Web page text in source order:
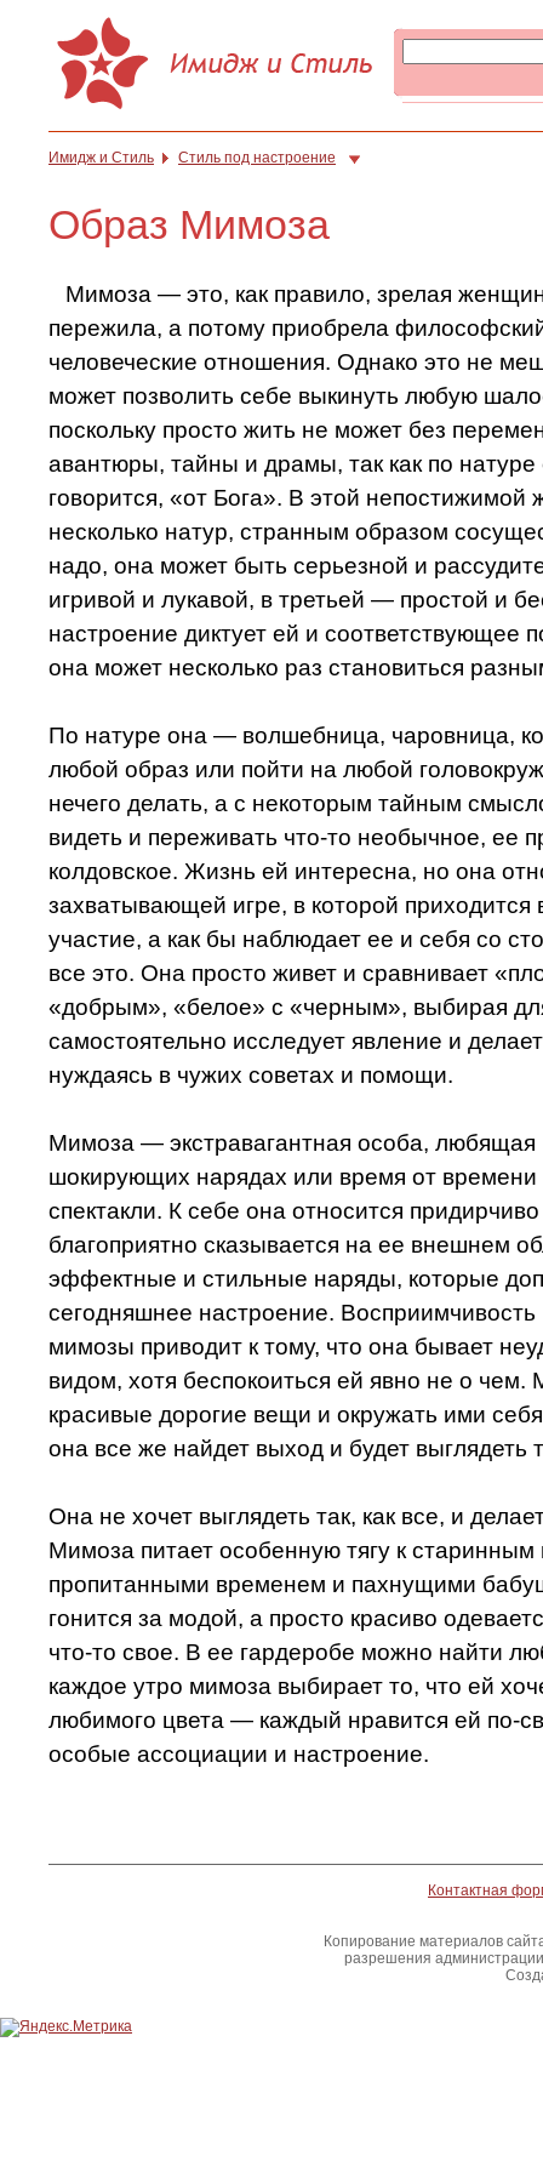
Имидж и Стиль Стиль под настроение
Образ Мимоза
Мимоза — это, как правило, зрелая
пережила, а потому приобрела
человеческие отношения. Однако это не
может позволить себе выкинуть любую
поскольку просто жить не может без
авантюры, тайны и драмы, так как по
говорится, «от Бога». В этой
несколько натур, странным образом
надо, она может быть серьезной и
игривой и лукавой, в третьей — простой и
настроение диктует ей и соответствующее
она может несколько раз становиться
По натуре она — волшебница, чаровница,
любой образ или пойти на любой
нечего делать, а с некоторым тайным
видеть и переживать что-то необычное, ее
колдовское. Жизнь ей интересна, но она
захватывающей игре, в которой
участие, а как бы наблюдает ее и себя со
все это. Она просто живет и сравнивает
«добрым», «белое» с «черным», выбирая
самостоятельно исследует явление и
нуждаясь в чужих советах и помощи.
Мимоза — экстравагантная особа, любящая
шокирующих нарядах или время от
спектакли. К себе она относится
благоприятно сказывается на ее внешнем
эффектные и стильные наряды, которые
сегодняшнее настроение.
мимозы приводит к тому, что она бывает
видом, хотя беспокоиться ей явно не о
красивые дорогие вещи и окружать ими
она все же найдет выход и будет выглядеть
Она не хочет выглядеть так, как все, и
Мимоза питает особенную тягу к
пропитанными временем и пахнущими
гонится за модой, а просто красиво
что-то свое. В ее гардеробе можно найти
каждое утро мимоза выбирает то, что ей
любимого цвета — каждый нравится ей по-
особые ассоциации и настроение.
Контактная
Копирование материалов
разрешения